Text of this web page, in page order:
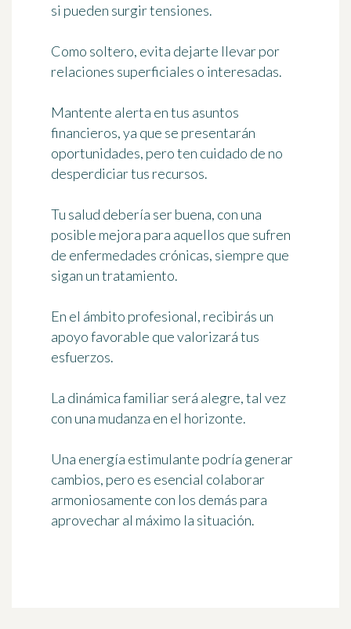
si pueden surgir tensiones.
Como soltero, evita dejarte llevar por
relaciones superficiales o interesadas.
Mantente alerta en tus asuntos
financieros, ya que se presentarán
oportunidades, pero ten cuidado de no
desperdiciar tus recursos.
Tu salud debería ser buena, con una
posible mejora para aquellos que sufren
de enfermedades crónicas, siempre que
sigan un tratamiento.
En el ámbito profesional, recibirás un
apoyo favorable que valorizará tus
esfuerzos.
La dinámica familiar será alegre, tal vez
con una mudanza en el horizonte.
Una energía estimulante podría generar
cambios, pero es esencial colaborar
armoniosamente con los demás para
aprovechar al máximo la situación.